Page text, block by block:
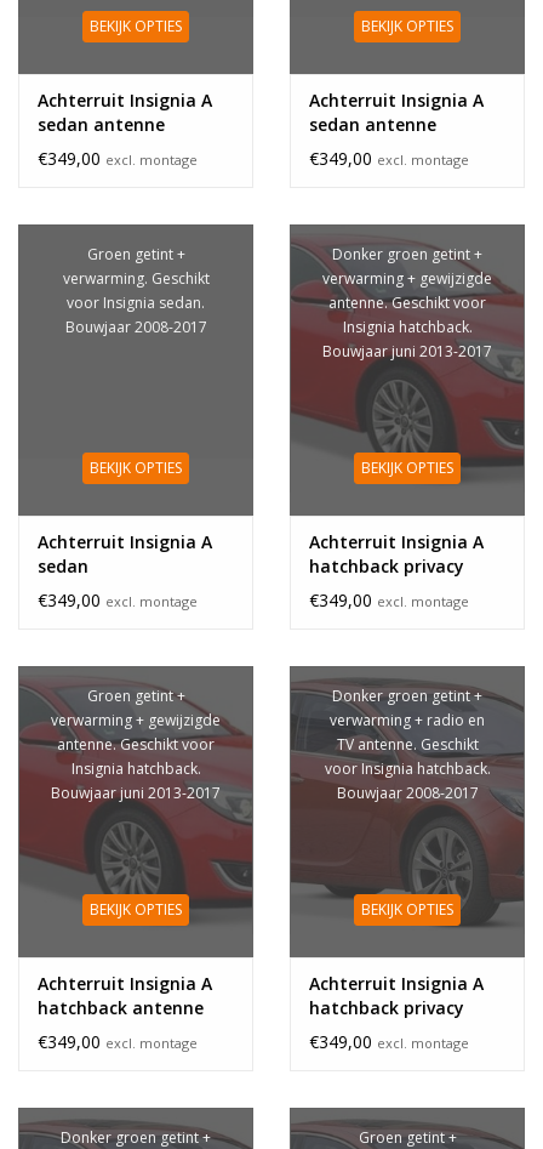
BEKIJK OPTIES
Achterruit Insignia A
sedan antenne
wijziging
€349,00 excl. montage
BEKIJK OPTIES
Achterruit Insignia A
sedan antenne
€349,00 excl. montage
Groen getint +
verwarming. Geschikt
voor Insignia sedan.
Bouwjaar 2008-2017
BEKIJK OPTIES
Achterruit Insignia A
sedan
€349,00 excl. montage
Donker groen getint +
verwarming + gewijzigde
antenne. Geschikt voor
Insignia hatchback.
Bouwjaar juni 2013-2017
BEKIJK OPTIES
Achterruit Insignia A
hatchback privacy
glass wijziging
€349,00 excl. montage
Groen getint +
verwarming + gewijzigde
antenne. Geschikt voor
Insignia hatchback.
Bouwjaar juni 2013-2017
BEKIJK OPTIES
Achterruit Insignia A
hatchback antenne
wijziging
€349,00 excl. montage
Donker groen getint +
verwarming + radio en
TV antenne. Geschikt
voor Insignia hatchback.
Bouwjaar 2008-2017
BEKIJK OPTIES
Achterruit Insignia A
hatchback privacy
glass tv
€349,00 excl. montage
Donker groen getint +
Groen getint +